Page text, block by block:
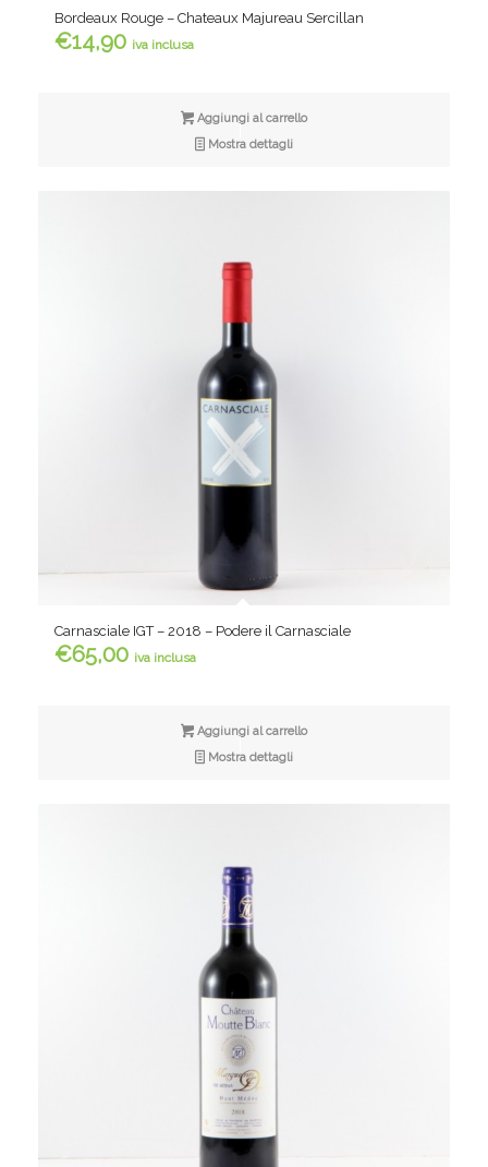
Bordeaux Rouge – Chateaux Majureau Sercillan
€14,90 iva inclusa
Aggiungi al carrello
Mostra dettagli
Carnasciale IGT – 2018 – Podere il Carnasciale
€65,00 iva inclusa
Aggiungi al carrello
Mostra dettagli